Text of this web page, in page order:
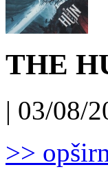
THE
| 03/08/
>>